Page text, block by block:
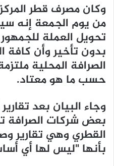
وكان مصرف قطر
من يوم الجمعة إنه
تحويل العملة
بدون تأخير وأن كافة
الصرافة المحلية
حسب ما هو معتاد.
وجاء البيان بعد
بعض شركات الصرافة
القطري وهي تقارير
بأنها "ليس لها أي